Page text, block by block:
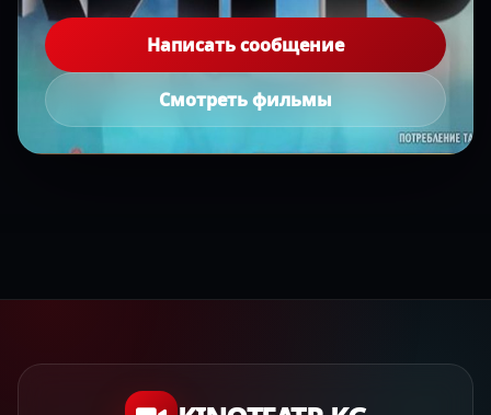
Написать сообщение
Смотреть фильмы